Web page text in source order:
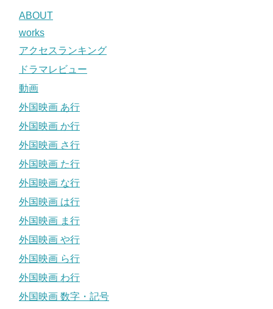
ABOUT
works
アクセスランキング
ドラマレビュー
動画
外国映画 あ行
外国映画 か行
外国映画 さ行
外国映画 た行
外国映画 な行
外国映画 は行
外国映画 ま行
外国映画 や行
外国映画 ら行
外国映画 わ行
外国映画 数字・記号